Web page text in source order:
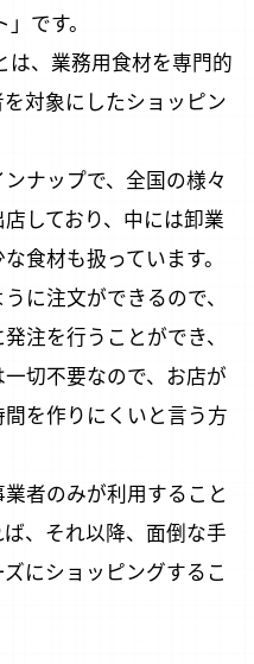
です。
は、業務用食材を専門的
対象にしたショッピン
ナップで、全国の様々
しており、中には卸業
食材も扱っています。
に注文ができるので、
注を行うことができ、
切不要なので、お店が
を作りにくいと言う方
者のみが利用すること
、それ以降、面倒な手
にショッピングするこ